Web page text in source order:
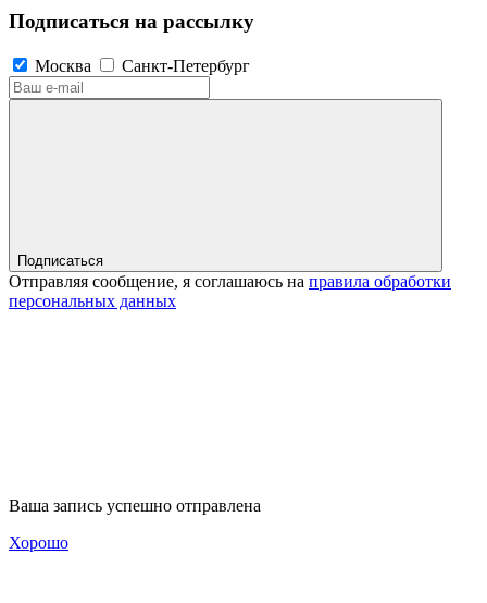
Подписаться на рассылку
Москва Санкт-Петербург
Подписаться
Отправляя сообщение, я соглашаюсь на правила обработки
персональных данных
Ваша запись успешно отправлена
Хорошо